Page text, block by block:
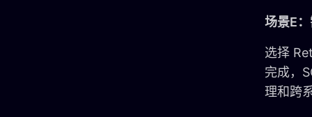
场景E
选择
完成，
理和跨